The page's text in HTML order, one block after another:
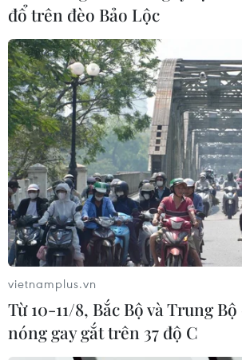
đổ trên đèo Bảo Lộc
vietnamplus.vn
Từ 10-11/8, Bắc Bộ và Trung
nóng gay gắt trên 37 độ C